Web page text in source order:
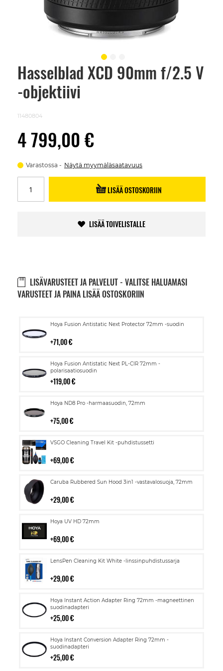
Hasselblad XCD 90mm f/2.5 V
-objektiivi
11480804
4 799,00 €
Varastossa Näytä myymäläsaatavuus
LISÄÄ OSTOSKORIIN
LISÄÄ TOIVELISTALLE
LISÄVARUSTEET JA PALVELUT - VALITSE HALUAMASI
VARUSTEET JA PAINA LISÄÄ OSTOSKORIIN
Hoya Fusion Antistatic Next Protector 72mm -suodin
71,00 €
Lisää
Hoya Fusion Antistatic Next PL-CIR 72mm -
polarisaatiosuodin
119,00 €
Lisää
ostoskoriin
Hoya ND8 Pro -harmaasuodin, 72mm
75,00 €
Lisää
VSGO Cleaning Travel Kit -puhdistussetti
69,00 €
Lisää
Caruba Rubbered Sun Hood 3in1 -vastavalosuoja, 72mm
29,00 €
Lisää
Hoya UV HD 72mm
69,00 €
Lisää
LensPen Cleaning Kit White -linssinpuhdistussarja
29,00 €
Lisää
Hoya Instant Action Adapter Ring 72mm -magneettinen
suodinadapteri
25,00 €
Lisää
ostoskoriin
Hoya Instant Conversion Adapter Ring 72mm -
suodinadapteri
25,00 €
Lisää
ostoskoriin
Skip
beginning
images